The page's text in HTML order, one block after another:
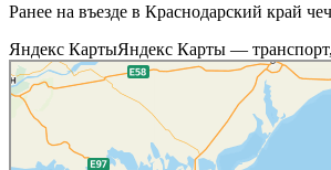
Ранее на въезде в Краснодарский край
Яндекс КартыЯндекс Карты —